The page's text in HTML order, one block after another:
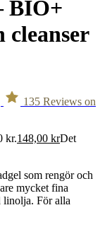
BIO+
cleanser
135 Reviews on
kr.148,00 krDet
som rengör och
mycket fina
linolja. För alla